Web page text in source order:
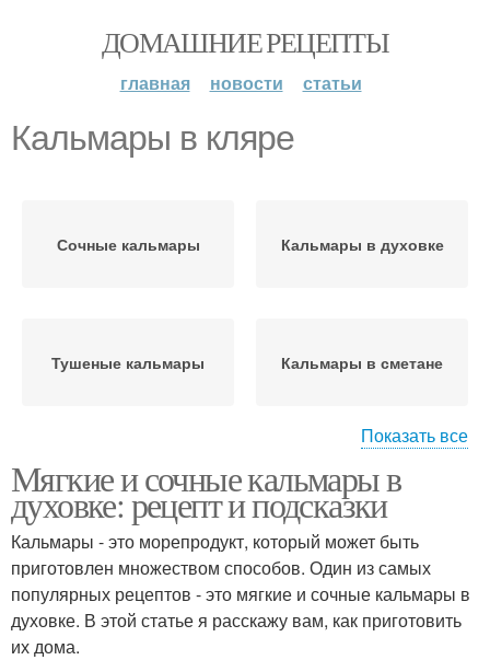
ДОМАШНИЕ РЕЦЕПТЫ
главная новости статьи
Кальмары в кляре
Сочные кальмары Кальмары в духовке
Тушеные кальмары Кальмары в сметане
Салат с кальмарами Рис с кальмарами
Фаршированные
кальмары
Кальмары с грибами
Показать все
Мягкие и сочные кальмары в
духовке: рецепт и подсказки
Кальмары - это морепродукт, который может быть
приготовлен множеством способов. Один из самых
популярных рецептов - это мягкие и сочные кальмары в
духовке. В этой статье я расскажу вам, как приготовить
их дома.